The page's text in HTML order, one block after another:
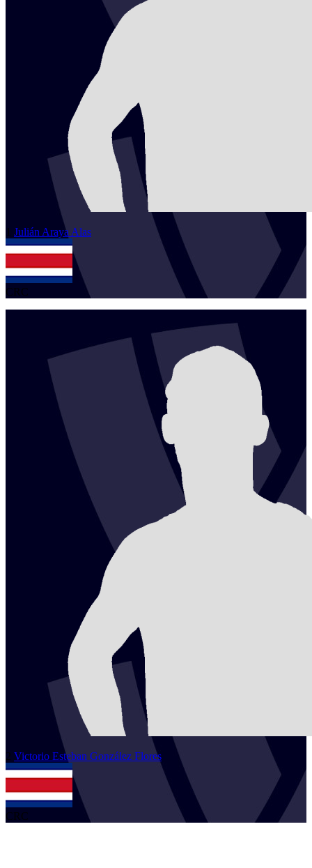
1 Julián Araya Alas
CRC
2 Victorio Esteban González Flores
CRC